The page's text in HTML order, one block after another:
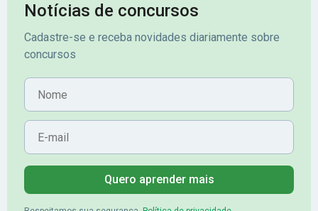
Notícias de concursos
Cadastre-se e receba novidades diariamente sobre
concursos
Nome
E-mail
Quero aprender mais